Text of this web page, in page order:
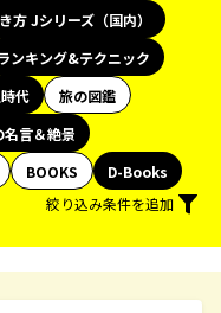
方 Jシリーズ（国内）
ンキング&テクニック
代
旅の図鑑
言＆絶景
BOOKS
D-Books
絞り込み条件を追加